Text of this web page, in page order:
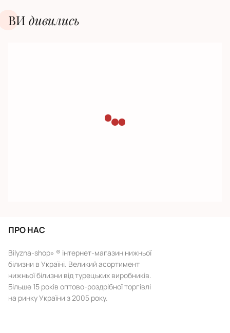
ВИ дивилиcь
ПРО НАС
Bilyzna-shop» ® інтернет-магазин нижньої
білизни в Україні. Великий асортимент
нижньої білизни від турецьких виробників.
Більше 15 років оптово-роздрібної торгівлі
на ринку України з 2005 року.